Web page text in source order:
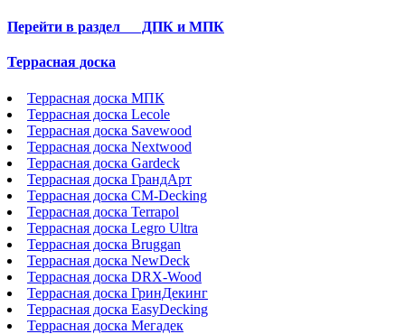
Перейти в раздел ДПК и МПК
Террасная доска
Террасная доска МПК
Террасная доска Lecole
Террасная доска Savewood
Террасная доска Nextwood
Террасная доска Gardeck
Террасная доска ГрандАрт
Террасная доска CM-Decking
Террасная доска Terrapol
Террасная доска Legro Ultra
Террасная доска Bruggan
Террасная доска NewDeck
Террасная доска DRX-Wood
Террасная доска ГринДекинг
Террасная доска EasyDecking
Террасная доска Мегадек